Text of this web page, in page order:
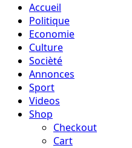
Accueil
Politique
Economie
Culture
Socièté
Annonces
Sport
Videos
Shop
Checkout
Cart